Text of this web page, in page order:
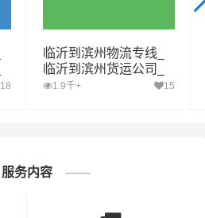
的运输，财根临沂物流都要站在
、安全性、价格，为客户选择合
输服务。
18
临沂到滨州物流专线_
临沂到滨州货运公司_
临沂至滨州运输专线哪
1.9千+ 15
服务内容